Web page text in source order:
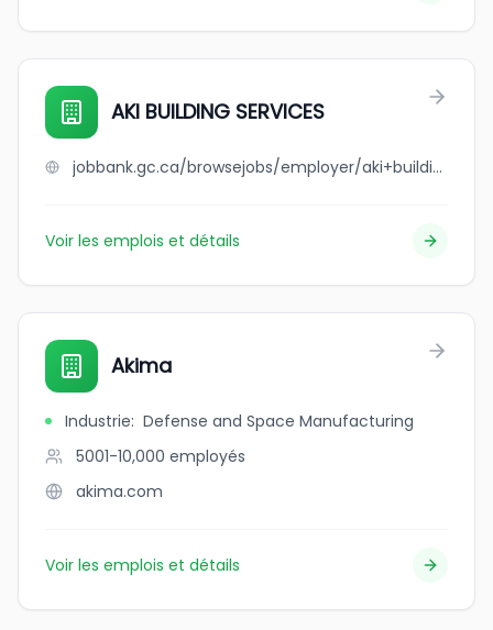
AKI BUILDING SERVICES
jobbank.gc.ca/browsejobs/employer/aki+building+services/ca
Voir les emplois et détails
Akima
Industrie: Defense and Space Manufacturing
5001-10,000 employés
akima.com
Voir les emplois et détails